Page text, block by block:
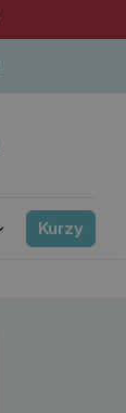
Kurzy